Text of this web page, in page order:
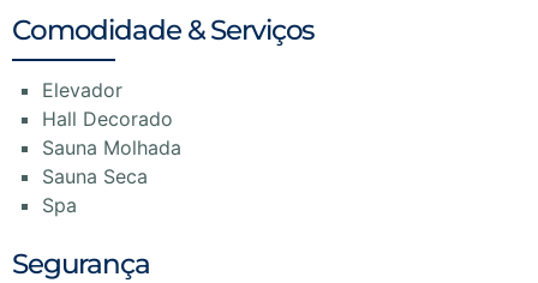
Comodidade & Serviços
Elevador
Hall Decorado
Sauna Molhada
Sauna Seca
Spa
Segurança